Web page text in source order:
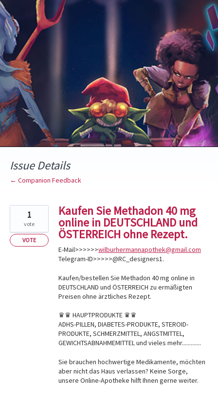
Skip
to
content
Issue Details
← Companion Feedback
Kaufen Sie Methadon 40 mg
online in DEUTSCHLAND und
ÖSTERREICH ohne Rezept.
E-Mail>>>>>>wilburhermannapothek@gmail.com
Telegram-ID>>>>>@RC_designers1.
Kaufen/bestellen Sie Methadon 40 mg online in
DEUTSCHLAND und ÖSTERREICH zu ermäßigten
Preisen ohne ärztliches Rezept.
♛♛ HAUPTPRODUKTE ♛♛
ADHS-PILLEN, DIABETES-PRODUKTE, STEROID-
PRODUKTE, SCHMERZMITTEL, ANGSTMITTEL,
GEWICHTSABNAHMEMITTEL und vieles mehr.............
Sie brauchen hochwertige Medikamente, möchten
aber nicht das Haus verlassen? Keine Sorge,
unsere Online-Apotheke hilft Ihnen gerne weiter.
1
vote
VOTE